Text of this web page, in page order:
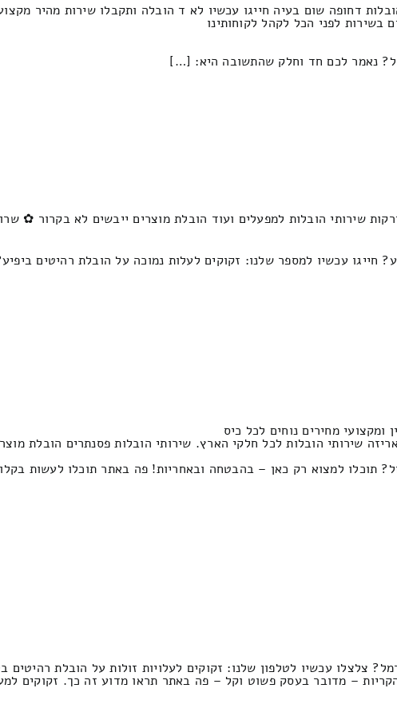
דחופה שום בעיה חייגו עכשיו לא ד הובלה ותקבלו שירות מהיר
בשירות לפני הכל לקהל לקוחותינו
נאמר לכם חד וחלק שהתשובה היא: […]
שירותי הובלות למפעלים ועוד הובלת מוצרים ייבשים לא בקרור ✿
חייגו עכשיו למספר שלנו: זקוקים לעלות נמוכה על הובלת רהיטים
מחירים נוחים לכל כיס
שירותי הובלות לכל חלקי הארץ. שירותי הובלות פסנתרים הובלת
תוכלו למצוא רק כאן – בהבטחה ובאחריות! פה באתר תוכלו לעשות
צלצלו עכשיו לטלפון שלנו: זקוקים לעלויות זולות על הובלת
– מדובר בעסק פשוט וקל – פה באתר תראו מדוע זה כך. זקוקים